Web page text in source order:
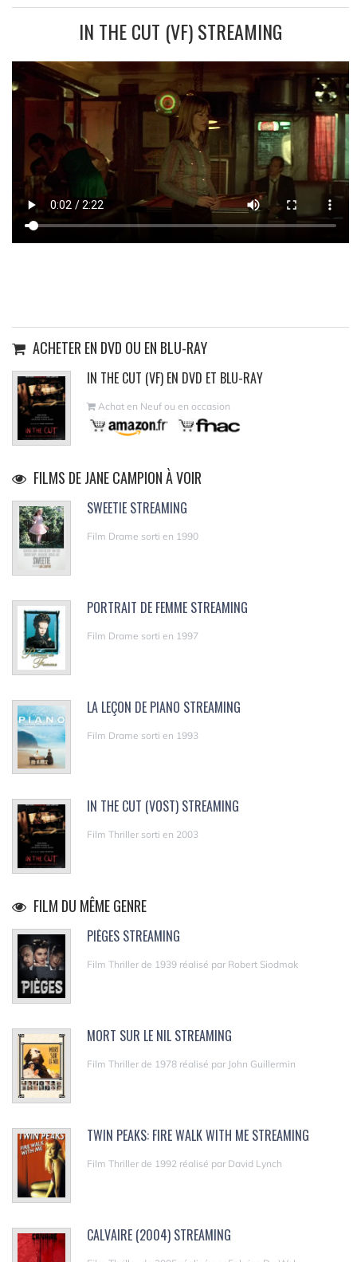
IN THE CUT (VF) STREAMING
ACHETER EN DVD OU EN BLU-RAY
IN THE CUT (VF) EN DVD ET BLU-RAY
Achat en Neuf ou en occasion
FILMS DE JANE CAMPION À VOIR
SWEETIE STREAMING
Film Drame sorti en 1990
PORTRAIT DE FEMME STREAMING
Film Drame sorti en 1997
LA LEÇON DE PIANO STREAMING
Film Drame sorti en 1993
IN THE CUT (VOST) STREAMING
Film Thriller sorti en 2003
FILM DU MÊME GENRE
PIÈGES STREAMING
Film Thriller de 1939 réalisé par Robert Siodmak
MORT SUR LE NIL STREAMING
Film Thriller de 1978 réalisé par John Guillermin
TWIN PEAKS: FIRE WALK WITH ME STREAMING
Film Thriller de 1992 réalisé par David Lynch
CALVAIRE (2004) STREAMING